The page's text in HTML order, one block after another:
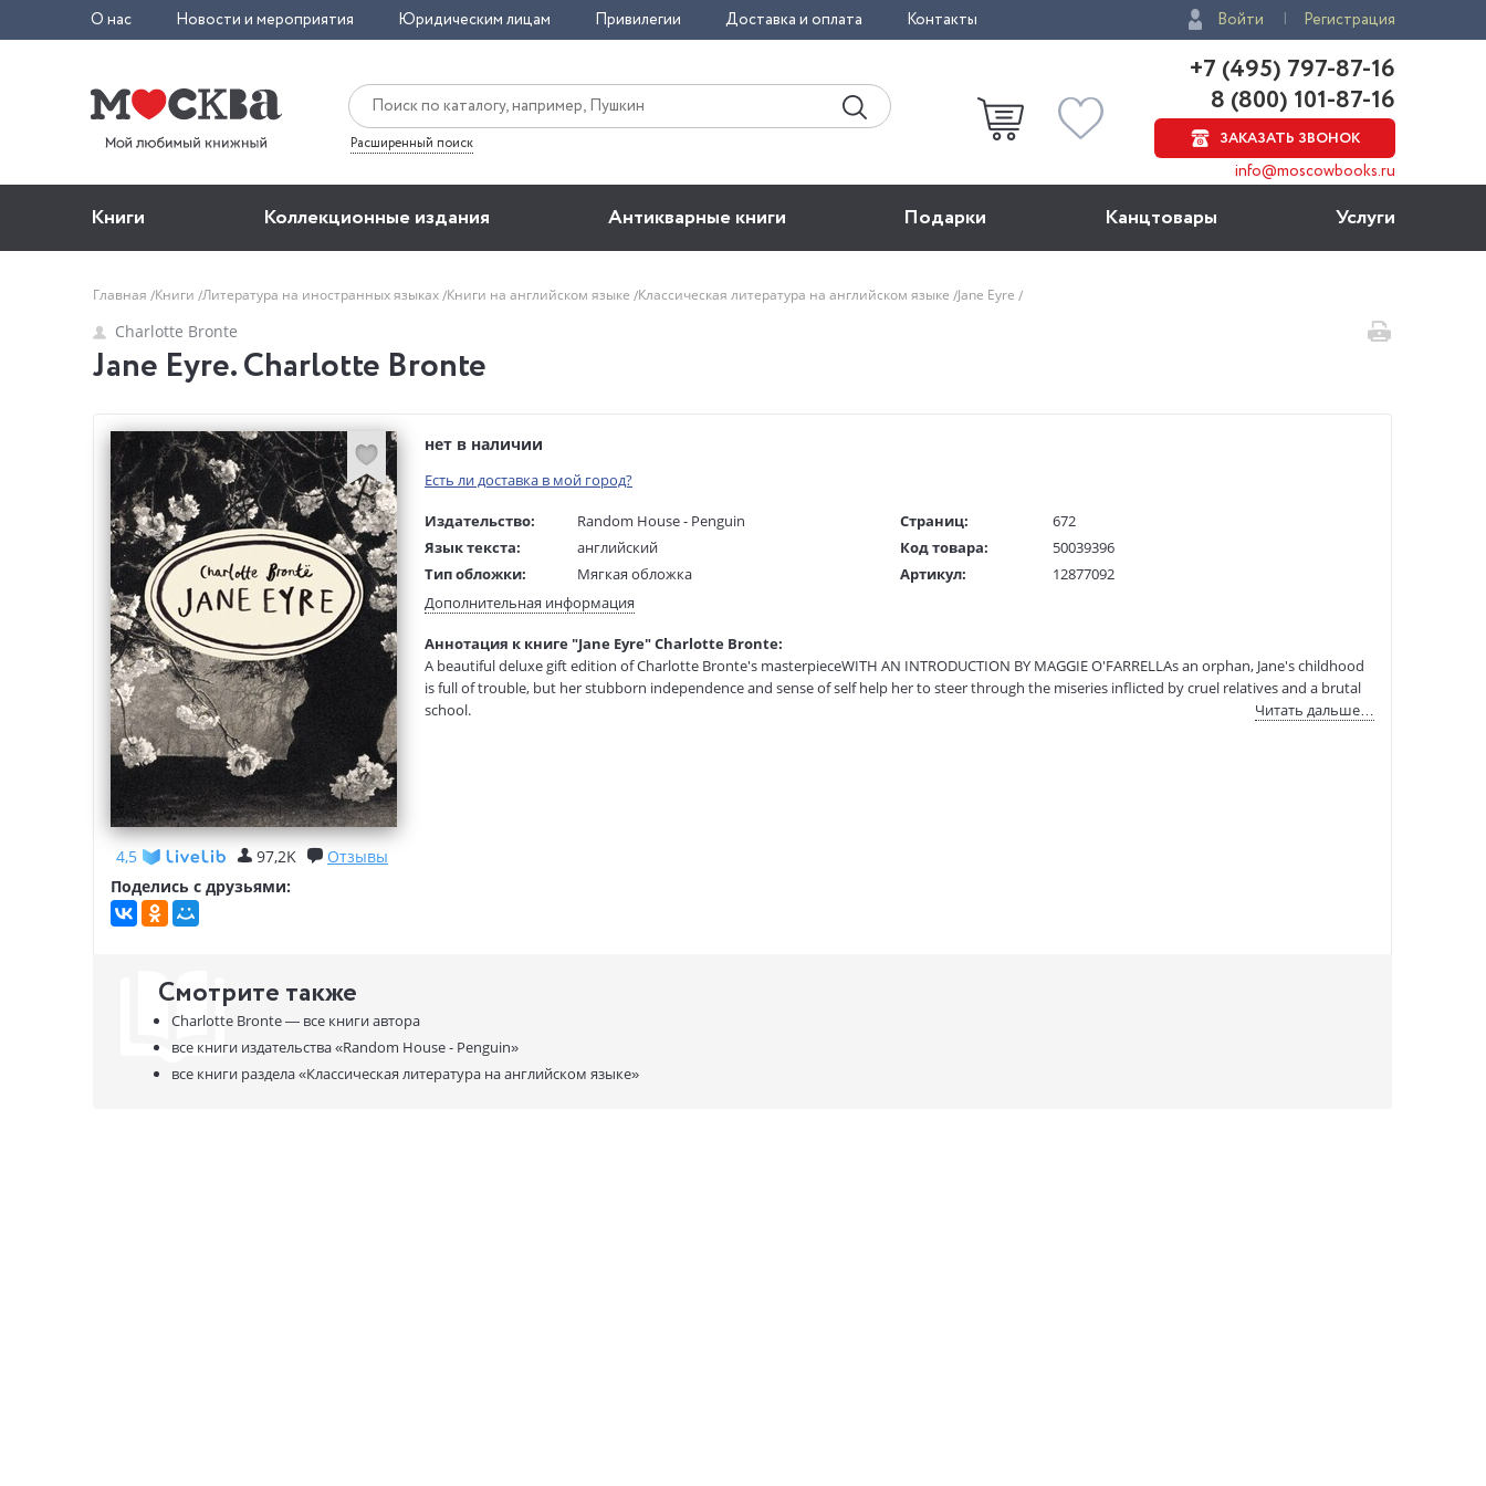
О нас Новости и мероприятия Юридическим лицам Привилегии Доставка и оплата Контакты Войти Регистрация
Расширенный поиск
+7 (495) 797-87-16
8 (800) 101-87-16
ЗАКАЗАТЬ ЗВОНОК
info@moscowbooks.ru
Книги Коллекционные издания Антикварные книги Подарки Канцтовары Услуги
Главная Книги Литература на иностранных языках Книги на английском языке Классическая литература на английском языке Jane Eyre
Charlotte Bronte
Jane Eyre. Charlotte Bronte
4,5 97,2K
Отзывы
Поделись с друзьями:
нет в наличии
Есть ли доставка в мой город?
Издательство:
Random House - Penguin
Язык текста:
английский
Тип обложки:
Мягкая обложка
Размеры в мм
140x180x50
Вес: 1 гр.
Страниц:
672
Код товара:
50039396
Артикул:
12877092
Дополнительная информация
Аннотация к книге "Jane Eyre" Charlotte Bronte:
A beautiful deluxe gift edition of Charlotte Bronte's masterpieceWITH AN INTRODUCTION BY MAGGIE O'FARRELLAs an orphan, Jane's childhood
is full of trouble, but her stubborn independence and sense of self help her to steer through the miseries inflicted by cruel relatives and a brutal
school.
Читать дальше…
Смотрите также
Charlotte Bronte — все книги автора
все книги издательства«Random House - Penguin»
все книги раздела«Классическая литература на английском языке»